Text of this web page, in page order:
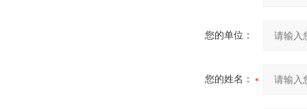
您的单位：
您的姓名：